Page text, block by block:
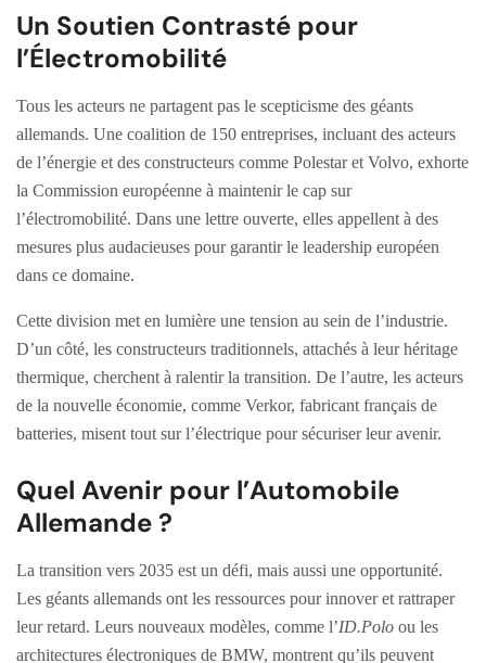
Un Soutien Contrasté pour
l’Électromobilité
Tous les acteurs ne partagent pas le scepticisme des géants
allemands. Une coalition de 150 entreprises, incluant des acteurs
de l’énergie et des constructeurs comme Polestar et Volvo, exhorte
la Commission européenne à maintenir le cap sur
l’électromobilité. Dans une lettre ouverte, elles appellent à des
mesures plus audacieuses pour garantir le leadership européen
dans ce domaine.
Cette division met en lumière une tension au sein de l’industrie.
D’un côté, les constructeurs traditionnels, attachés à leur héritage
thermique, cherchent à ralentir la transition. De l’autre, les acteurs
de la nouvelle économie, comme Verkor, fabricant français de
batteries, misent tout sur l’électrique pour sécuriser leur avenir.
Quel Avenir pour l’Automobile
Allemande ?
La transition vers 2035 est un défi, mais aussi une opportunité.
Les géants allemands ont les ressources pour innover et rattraper
leur retard. Leurs nouveaux modèles, comme l’ID.Polo ou les
architectures électroniques de BMW, montrent qu’ils peuvent